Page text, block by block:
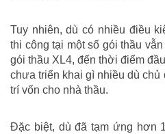
Tuy nhiên, dù có nhiều điều
thi công tại một số gói thầu
gói thầu XL4, đến thời điểm
chưa triển khai gì nhiều dù
trí vốn cho nhà thầu.
Đặc biệt, dù đã tạm ứng hơn